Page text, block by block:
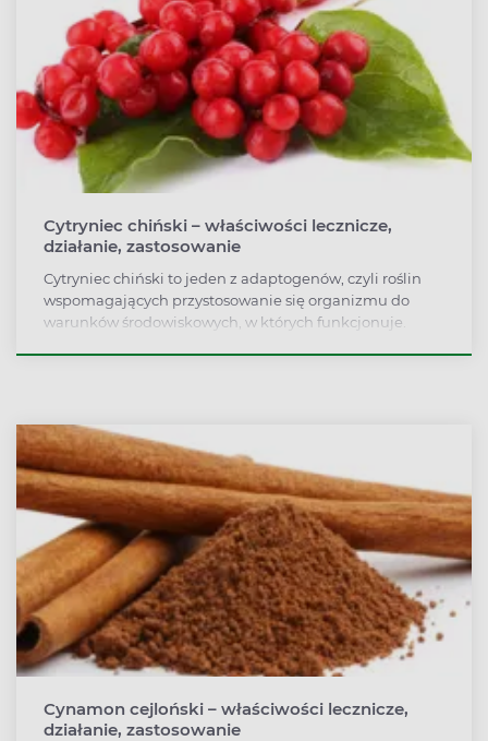
Cytryniec chiński – właściwości lecznicze,
działanie, zastosowanie
Cytryniec chiński to jeden z adaptogenów, czyli roślin
wspomagających przystosowanie się organizmu do
warunków środowiskowych, w których funkcjonuje.
niedokrwistością. Sprawdź, jakie jeszcze właściwości ma
cytryniec chiński i w jaki sposób go spożywać!
Cynamon cejloński – właściwości lecznicze,
działanie, zastosowanie